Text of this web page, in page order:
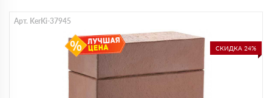
Арт. KerKi-37945
СКИДКА 24%